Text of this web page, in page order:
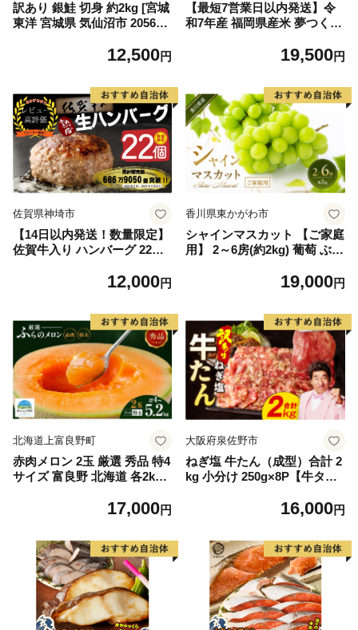
訳あり 銀鮭 切身 約2kg [宮城
東洋 宮城県 気仙沼市 205649
格外 不揃い さけ サケ 鮭切身
切り身 魚 わけあり
12,500円
【最短7営業日以内発送】令
和7年産 福岡県産米 夢つくし
19,500円
佐賀県神埼市
【14日以内発送！数量限定】
佐賀牛入り ハンバーグ 22個
毛和牛 ブランド牛 九州 ハン
(H083106)
12,000円
香川県東かがわ市
シャインマスカット 【ご家庭
用】 2～6房(約2kg) 葡萄 ぶど
もの 果実 旬の果物 旬のフル
19,000円
北海道上富良野町
赤肉メロン 2玉 厳選 秀品 特4
サイズ 富良野 北海道 各2kg
富良野 メロン めろん 果物 く
17,000円
大阪府泉佐野市
ねぎ塩 牛たん（成型）合計 2
kg 小分け 250g×8P【牛タン
16,000円